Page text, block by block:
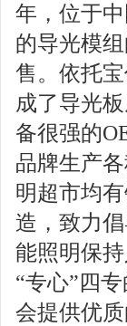
年，位于
的导光模
售。依托
成了导光
备很强的
品牌生产
明超市均
造，致力
能照明保
“专心”四
会提供优质